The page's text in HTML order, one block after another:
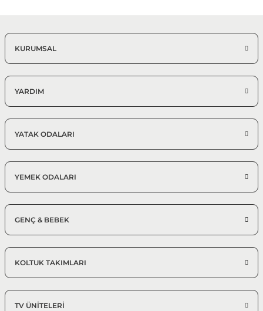
KURUMSAL
YARDIM
YATAK ODALARI
YEMEK ODALARI
GENÇ & BEBEK
KOLTUK TAKIMLARI
TV ÜNİTELERİ